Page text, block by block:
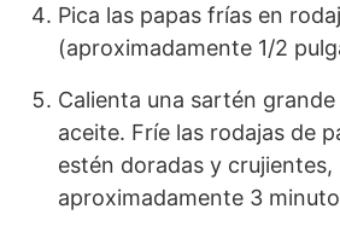
Pica las papas frías en
(aproximadamente 1/2
Calienta una sartén
aceite. Fríe las rodajas de
estén doradas y crujientes,
aproximadamente 3